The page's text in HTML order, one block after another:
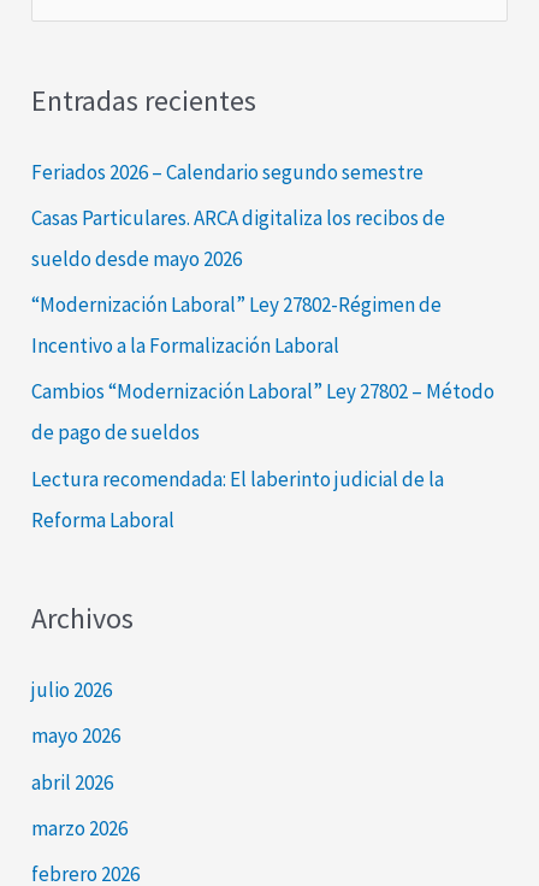
c
a
Entradas recientes
Feriados 2026 – Calendario segundo semestre
Casas Particulares. ARCA digitaliza los recibos de
sueldo desde mayo 2026
“Modernización Laboral” Ley 27802-Régimen de
Incentivo a la Formalización Laboral
Cambios “Modernización Laboral” Ley 27802 – Método
de pago de sueldos
Lectura recomendada: El laberinto judicial de la
Reforma Laboral
Archivos
julio 2026
mayo 2026
abril 2026
marzo 2026
febrero 2026